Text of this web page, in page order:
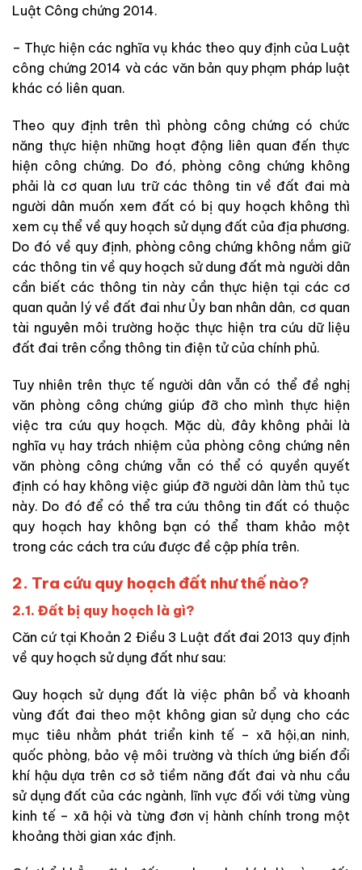
Luật Công chứng 2014.
– Thực hiện các nghĩa vụ khác theo quy định của Luật
công chứng 2014 và các văn bản quy phạm pháp luật
khác có liên quan.
Theo quy định trên thì phòng công chứng có chức
năng thực hiện những hoạt động liên quan đến thực
hiện công chứng. Do đó, phòng công chứng không
phải là cơ quan lưu trữ các thông tin về đất đai mà
người dân muốn xem đất có bị quy hoạch không thì
xem cụ thể về quy hoạch sử dụng đất của địa phương.
Do đó về quy định, phòng công chứng không nắm giữ
các thông tin về quy hoạch sử dung đất mà người dân
cần biết các thông tin này cần thực hiện tại các cơ
quan quản lý về đất đai như Ủy ban nhân dân, cơ quan
tài nguyên môi trường hoặc thực hiện tra cứu dữ liệu
đất đai trên cổng thông tin điện tử của chính phủ.
Tuy nhiên trên thực tế người dân vẫn có thể đề nghị
văn phòng công chứng giúp đỡ cho mình thực hiện
việc tra cứu quy hoạch. Mặc dù, đây không phải là
nghĩa vụ hay trách nhiệm của phòng công chứng nên
văn phòng công chứng vẫn có thể có quyền quyết
định có hay không việc giúp đỡ người dân làm thủ tục
này. Do đó để có thể tra cứu thông tin đất có thuộc
quy hoạch hay không bạn có thể tham khảo một
trong các cách tra cứu được đề cập phía trên.
2. Tra cứu quy hoạch đất như thế nào?
2.1. Đất bị quy hoạch là gì?
Căn cứ tại Khoản 2 Điều 3 Luật đất đai 2013 quy định
về quy hoạch sử dụng đất như sau:
Quy hoạch sử dụng đất là việc phân bổ và khoanh
vùng đất đai theo một không gian sử dụng cho các
mục tiêu nhằm phát triển kinh tế – xã hội,an ninh,
quốc phòng, bảo vệ môi trường và thích ứng biến đổi
khí hậu dựa trên cơ sở tiềm năng đất đai và nhu cầu
sử dụng đất của các ngành, lĩnh vực đối với từng vùng
kinh tế – xã hội và từng đơn vị hành chính trong một
khoảng thời gian xác định.